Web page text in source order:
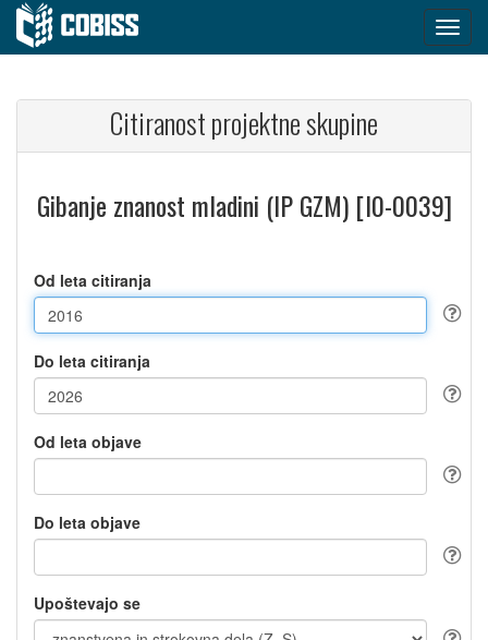
Citiranost projektne skupine
Gibanje znanost mladini (IP GZM) [I0-0039]
Od leta citiranja
Do leta citiranja
Od leta objave
Do leta objave
Upoštevajo se